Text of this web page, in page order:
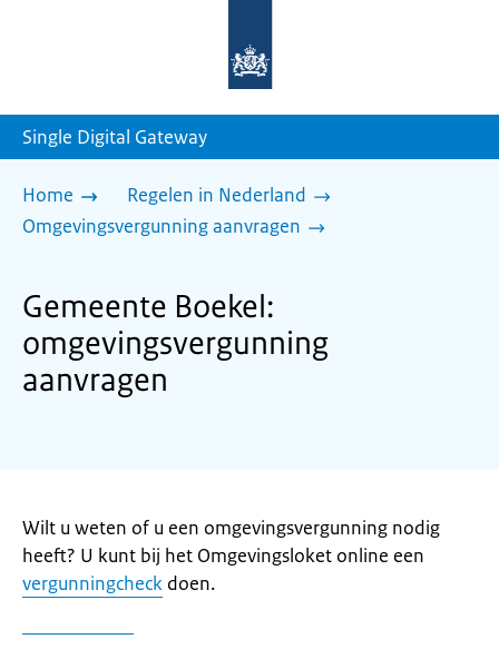
homepage
Single Digital Gateway
Home
Regelen in Nederland
Omgevingsvergunning aanvragen
Gemeente Boekel:
omgevingsvergunning
aanvragen
Wilt u weten of u een omgevingsvergunning nodig
heeft? U kunt bij het Omgevingsloket online een
vergunningcheck doen.